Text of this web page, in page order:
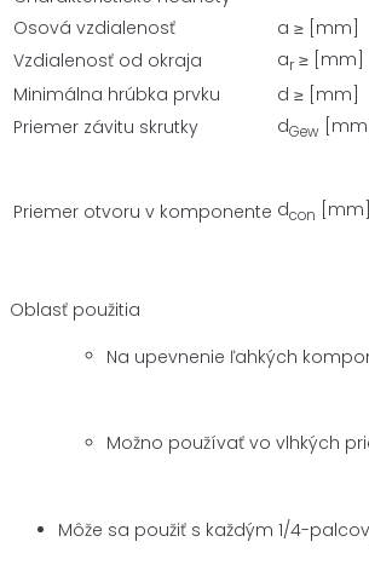
Osová vzdialenosť
a ≥ [mm]
Vzdialenosť od okraja
ar ≥ [mm]
Minimálna hrúbka prvku
d ≥ [mm]
Priemer závitu skrutky
dGew
Priemer otvoru v komponente dcon [mm]
Oblasť použitia
Na upevnenie ľahkých
Možno používať vo vlhkých
Môže sa použiť s každým 1/4-